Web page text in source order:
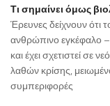
Τι σημαίνει όμως
Έρευνες δείχνουν ότι
ανθρώπινο εγκέφαλο
και έχει σχετιστεί σε
λαθών κρίσης,
συμπεριφορές